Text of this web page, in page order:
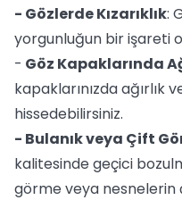
- Gözlerde Kızarıklık:
yorgunluğun bir işareti
- Göz Kapaklarında
kapaklarınızda ağırlık
hissedebilirsiniz.
- Bulanık veya Çift
kalitesinde geçici
görme veya nesnelerin